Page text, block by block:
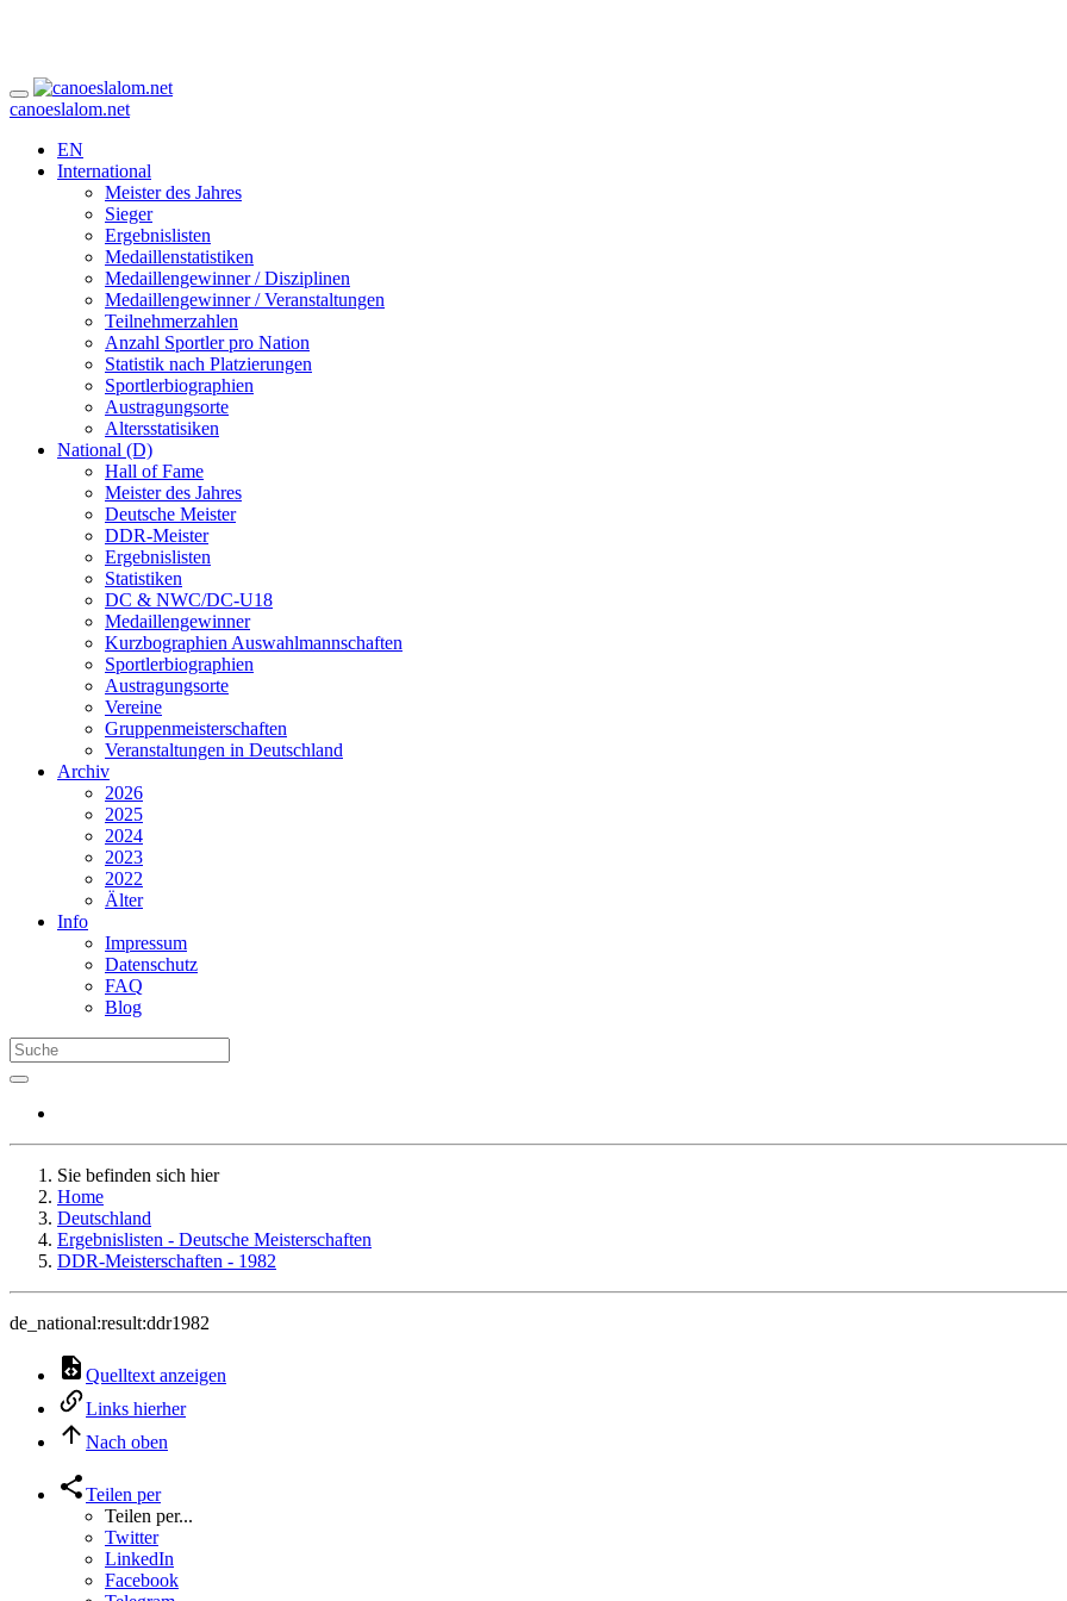
canoeslalom.net
EN
International
Meister des Jahres
Sieger
Ergebnislisten
Medaillenstatistiken
Medaillengewinner / Disziplinen
Medaillengewinner / Veranstaltungen
Teilnehmerzahlen
Anzahl Sportler pro Nation
Statistik nach Platzierungen
Sportlerbiographien
Austragungsorte
Altersstatisiken
National (D)
Hall of Fame
Meister des Jahres
Deutsche Meister
DDR-Meister
Ergebnislisten
Statistiken
DC & NWC/DC-U18
Medaillengewinner
Kurzbographien Auswahlmannschaften
Sportlerbiographien
Austragungsorte
Vereine
Gruppenmeisterschaften
Veranstaltungen in Deutschland
Archiv
2026
2025
2024
2023
2022
Älter
Info
Impressum
Datenschutz
FAQ
Blog
Sie befinden sich hier
Home
Deutschland
Ergebnislisten - Deutsche Meisterschaften
DDR-Meisterschaften - 1982
de_national:result:ddr1982
Quelltext anzeigen
Links hierher
Nach oben
Teilen per
Teilen per...
Twitter
LinkedIn
Facebook